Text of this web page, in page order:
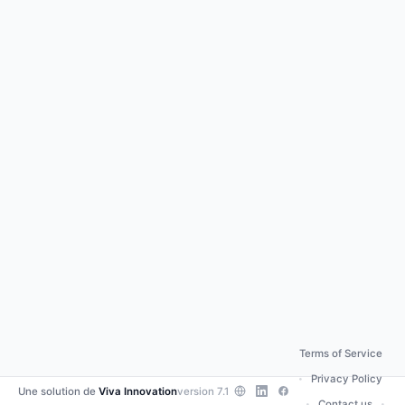
Une solution de Viva Innovationversion 7.1
Terms of Service
• Privacy Policy